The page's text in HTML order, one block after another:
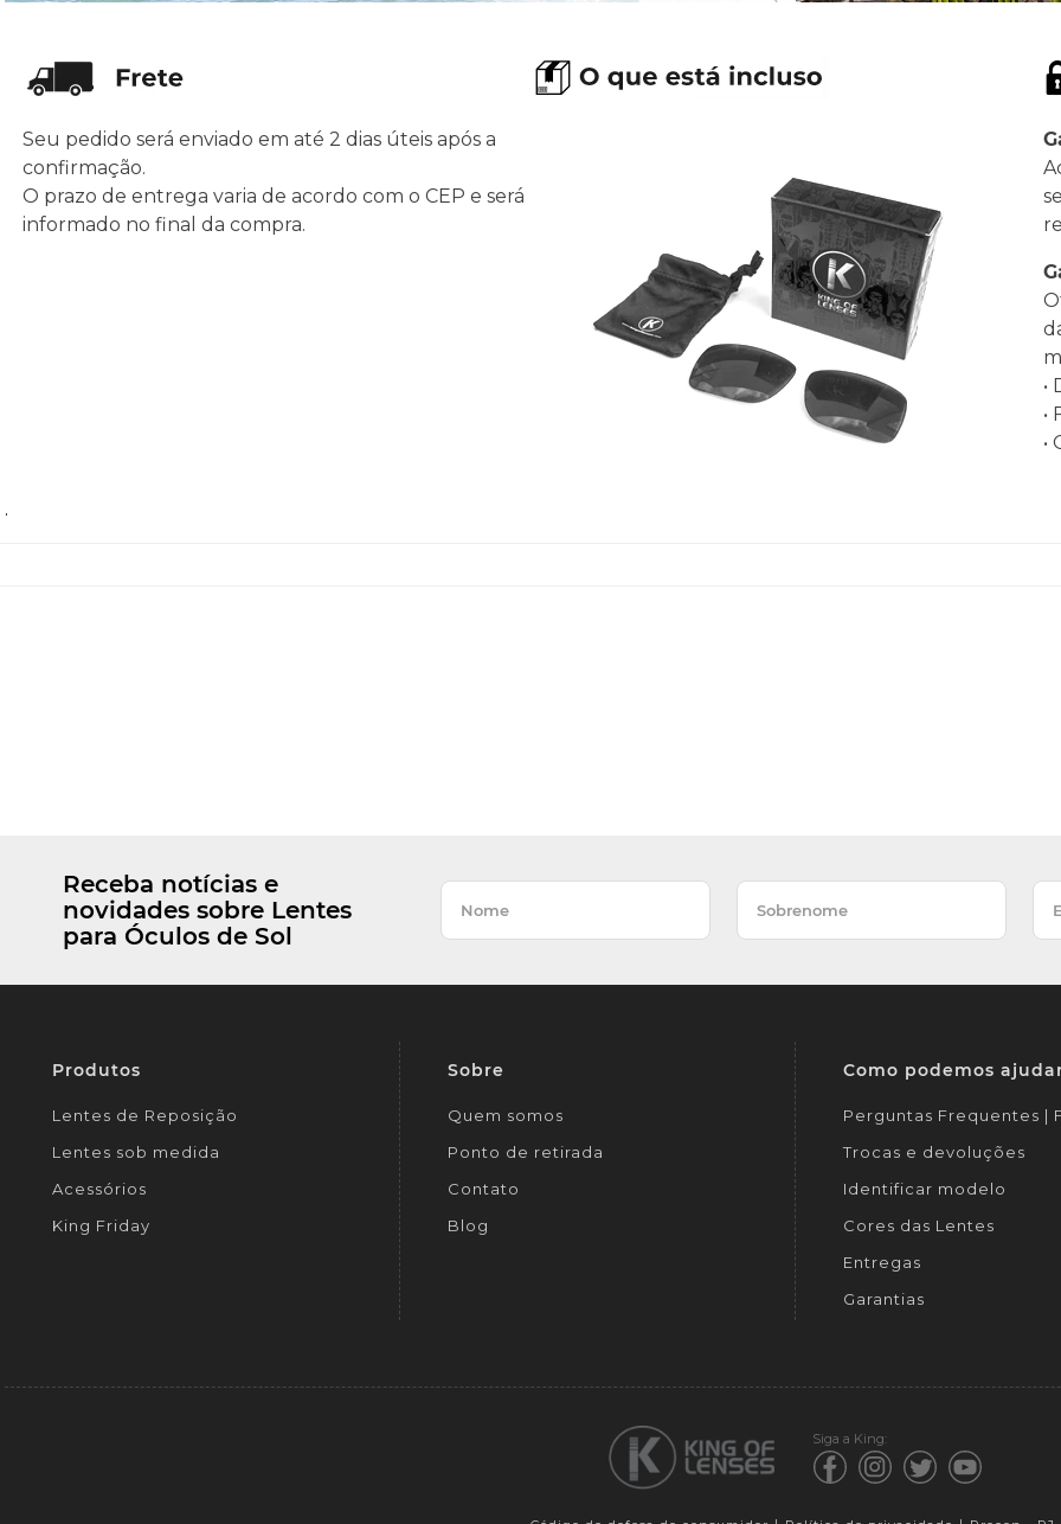
Seu pedido será enviado em até 2 dias úteis após a
confirmação.
O prazo de entrega varia de acordo com o CEP e será
informado no final da compra.
•
•
•
.
Receba notícias e
novidades sobre Lentes
para Óculos de Sol
Produtos
Lentes de Reposição
Lentes sob medida
Acessórios
King Friday
Sobre
Quem somos
Ponto de retirada
Contato
Blog
Como podemos
Perguntas Frequentes |
Trocas e devoluções
Identificar modelo
Cores das Lentes
Entregas
Garantias
Siga a King: